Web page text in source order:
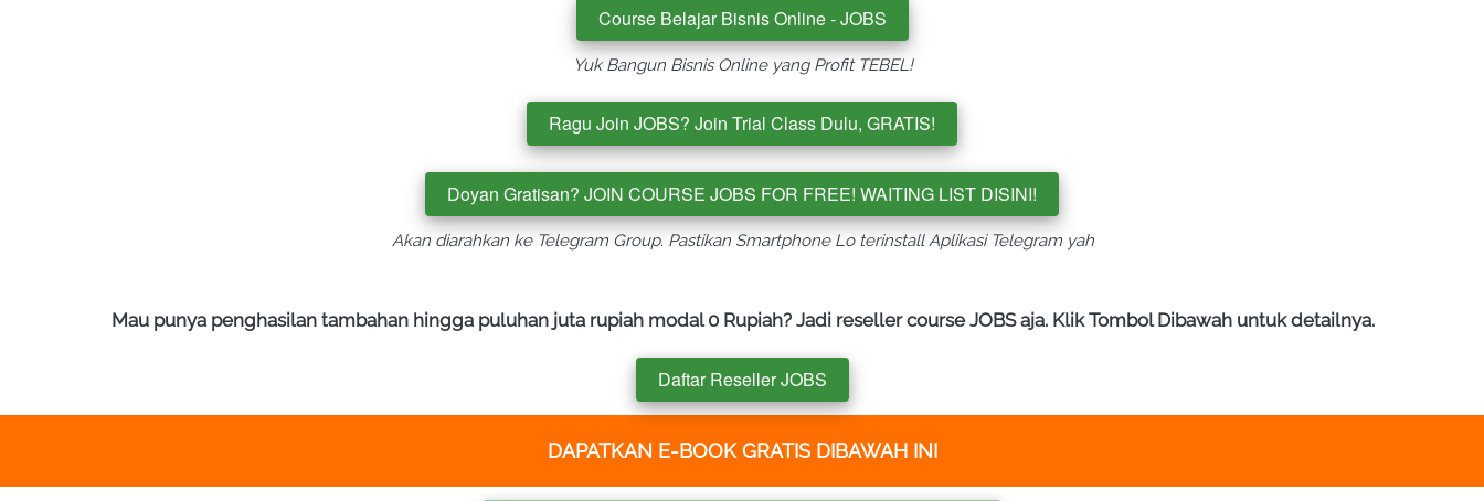
`
Course Belajar Bisnis Online - JOBS
Yuk Bangun Bisnis Online yang Profit TEBEL!
`Ragu Join JOBS? Join Trial Class Dulu, GRATIS!
`Doyan Gratisan? JOIN COURSE JOBS FOR FREE! WAITING LIST DISINI!
Akan diarahkan ke Telegram Group. Pastikan Smartphone Lo terinstall Aplikasi Telegram yah
Mau punya penghasilan tambahan hingga puluhan juta rupiah modal 0 Rupiah? Jadi reseller course JOBS aja. Klik Tombol Dibawah untuk detailnya.
`Daftar Reseller JOBS
DAPATKAN E-BOOK GRATIS DIBAWAH INI